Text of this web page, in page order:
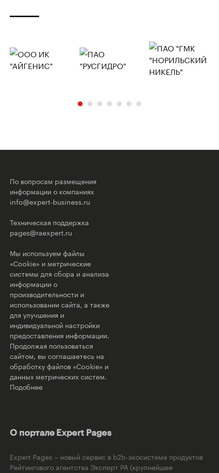
По вопросам размещения
информации о компаниях
info@expert-business.ru
Техническая поддержка
pages@raexpert.ru
Мы используем файлы
«Cookie» и метрические
системы для сбора и анализа
информации о
производительности и
использовании сайта, а также
для улучшения и
индивидуальной настройки
предоставления информации.
Продолжая пользоваться
сайтом, вы соглашаетесь на
обработку файлов «Cookie» и
данных метрических систем.
Подобнее
О портале Expert Pages
Expert Pages – новый сервис в b2b-экосистеме продуктов
Рейтингового агентства Эксперт РА (крупнейшее